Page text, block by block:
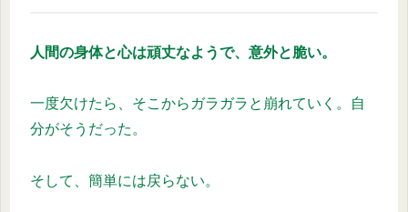
人間の身体と心は頑丈なようで、意外と脆い。
一度欠けたら、そこからガラガラと崩れていく。自
分がそうだった。
そして、簡単には戻らない。